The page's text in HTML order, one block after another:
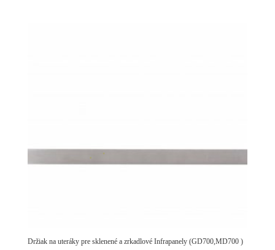
Držiak na uteráky pre sklenené a zrkadlové Infrapanely (GD700,MD700 )